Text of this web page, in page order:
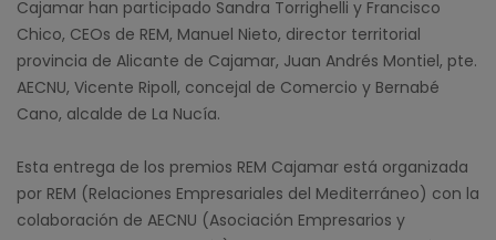
Cajamar han participado Sandra Torrighelli y Francisco
Chico, CEOs de REM, Manuel Nieto, director territorial
provincia de Alicante de Cajamar, Juan Andrés Montiel, pte.
AECNU, Vicente Ripoll, concejal de Comercio y Bernabé
Cano, alcalde de La Nucía.
Esta entrega de los premios REM Cajamar está organizada
por REM (Relaciones Empresariales del Mediterráneo) con la
colaboración de AECNU (Asociación Empresarios y